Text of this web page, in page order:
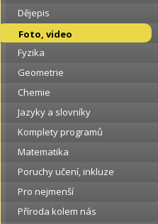
Dějepis
Foto, video
Fyzika
Geometrie
Chemie
Jazyky a slovníky
Komplety programů
Matematika
Poruchy učení, inkluze
Pro nejmenší
Příroda kolem nás